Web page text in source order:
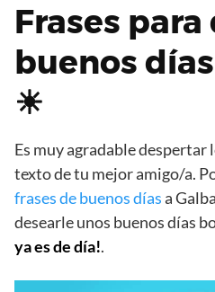
Frases para
buenos
☀
Es muy agradable despertar
texto de tu mejor amigo/a.
frases de buenos díasa
desearle unos buenos días
ya es de día!.